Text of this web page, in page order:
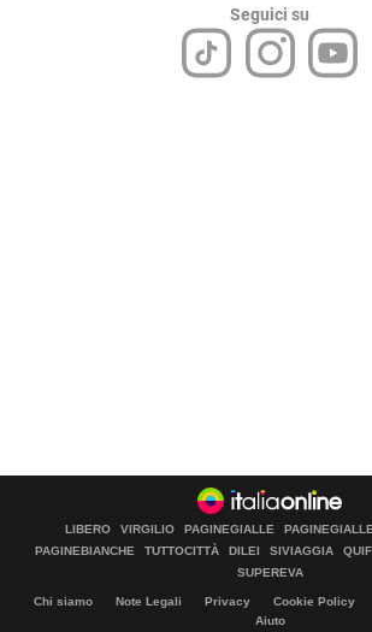
Seguici su
LIBERO VIRGILIO PAGINEGIALLE
PAGINEBIANCHE
TUTTOCITTÀ DILEI SIVIAGGIA
SUPEREVA
Chi siamo Note Legali Privacy Cookie Policy
Aiuto